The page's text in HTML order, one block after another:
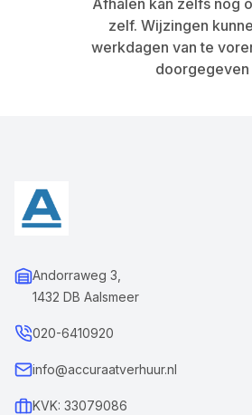
Afhalen kan zelfs nog
zelf. Wijzingen
werkdagen van te
doorgegeven
Andorraweg 3,
1432 DB Aalsmeer
020-6410920
info@accuraatverhuur.nl
KVK: 33079086